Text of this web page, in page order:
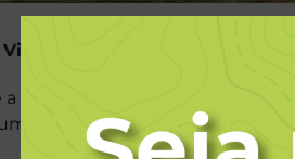
educação é um processo que
pessoa, como indivíduo e